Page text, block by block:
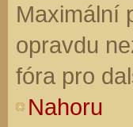
Maximální
opravdu
fóra pro
Nahoru